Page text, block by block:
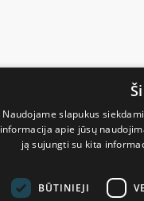
Naudojame slapukus
informacija apie jūsų
ją sujungti su kita
BŪTINIEJI